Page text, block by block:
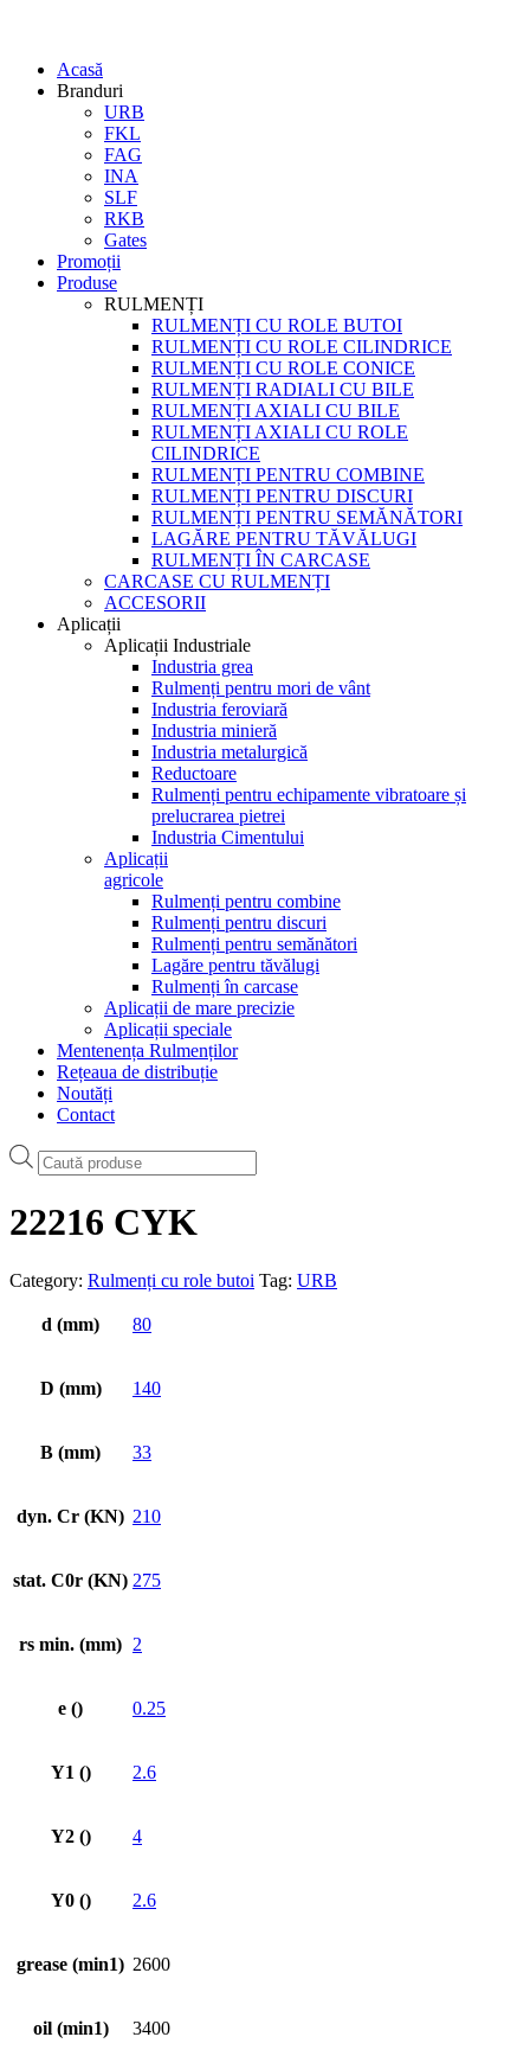
Acasă
Branduri
URB
FKL
FAG
INA
SLF
RKB
Gates
Promoții
Produse
RULMENȚI
RULMENȚI CU ROLE BUTOI
RULMENȚI CU ROLE CILINDRICE
RULMENȚI CU ROLE CONICE
RULMENȚI RADIALI CU BILE
RULMENȚI AXIALI CU BILE
RULMENȚI AXIALI CU ROLE
CILINDRICE
RULMENȚI PENTRU COMBINE
RULMENȚI PENTRU DISCURI
RULMENȚI PENTRU SEMĂNĂTORI
LAGĂRE PENTRU TĂVĂLUGI
RULMENȚI ÎN CARCASE
CARCASE CU RULMENȚI
ACCESORII
Aplicații
Aplicații Industriale
Industria grea
Rulmenți pentru mori de vânt
Industria feroviară
Industria minieră
Industria metalurgică
Reductoare
Rulmenți pentru echipamente vibratoare și
prelucrarea pietrei
Industria Cimentului
Aplicații
agricole
Rulmenți pentru combine
Rulmenți pentru discuri
Rulmenți pentru semănători
Lagăre pentru tăvălugi
Rulmenți în carcase
Aplicații de mare precizie
Aplicații speciale
Mentenența Rulmenților
Rețeaua de distribuție
Noutăți
Contact
Products
search
22216 CYK
Category: Rulmenți cu role butoi Tag: URB
d (mm) 80
D (mm) 140
B (mm) 33
dyn. Cr (KN) 210
stat. C0r (KN) 275
rs min. (mm) 2
e () 0.25
Y1 () 2.6
Y2 () 4
Y0 () 2.6
grease (min1) 2600
oil (min1) 3400